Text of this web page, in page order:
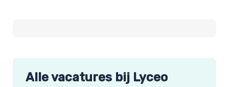
Alle vacatures bij Lyceo